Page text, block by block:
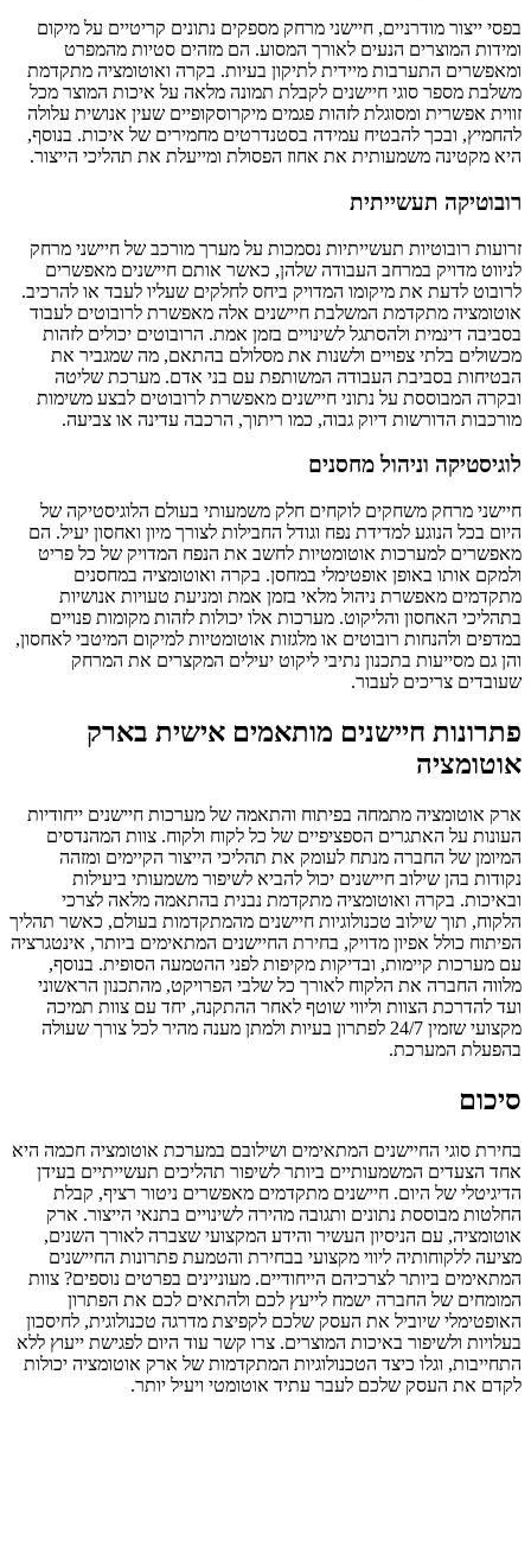
בפסי ייצור מודרניים, חיישני מרחק מספקים נתונים קריטיים על מיקום
ומידות המוצרים הנעים לאורך המסוע. הם מזהים סטיות מהמפרט
ומאפשרים התערבות מיידית לתיקון בעיות. בקרה ואוטומציה מתקדמת
משלבת מספר סוגי חיישנים לקבלת תמונה מלאה על איכות המוצר מכל
זווית אפשרית ומסוגלת לזהות פגמים מיקרוסקופיים שעין אנושית עלולה
להחמיץ, ובכך להבטיח עמידה בסטנדרטים מחמירים של איכות. בנוסף,
היא מקטינה משמעותית את אחוז הפסולת ומייעלת את תהליכי הייצור.
רובוטיקה תעשייתית
זרועות רובוטיות תעשייתיות נסמכות על מערך מורכב של חיישני מרחק
לניווט מדויק במרחב העבודה שלהן, כאשר אותם חיישנים מאפשרים
לרובוט לדעת את מיקומו המדויק ביחס לחלקים שעליו לעבד או להרכיב.
אוטומציה מתקדמת המשלבת חיישנים אלה מאפשרת לרובוטים לעבוד
בסביבה דינמית ולהסתגל לשינויים בזמן אמת. הרובוטים יכולים לזהות
מכשולים בלתי צפויים ולשנות את מסלולם בהתאם, מה שמגביר את
הבטיחות בסביבת העבודה המשותפת עם בני אדם. מערכת שליטה
ובקרה המבוססת על נתוני חיישנים מאפשרת לרובוטים לבצע משימות
מורכבות הדורשות דיוק גבוה, כמו ריתוך, הרכבה עדינה או צביעה.
לוגיסטיקה וניהול מחסנים
חיישני מרחק משחקים לוקחים חלק משמעותי בעולם הלוגיסטיקה של
היום בכל הנוגע למדידת נפח וגודל החבילות לצורך מיון ואחסון יעיל. הם
מאפשרים למערכות אוטומטיות לחשב את הנפח המדויק של כל פריט
ולמקם אותו באופן אופטימלי במחסן. בקרה ואוטומציה במחסנים
מתקדמים מאפשרת ניהול מלאי בזמן אמת ומניעת טעויות אנושיות
בתהליכי האחסון והליקוט. מערכות אלו יכולות לזהות מקומות פנויים
במדפים ולהנחות רובוטים או מלגזות אוטומטיות למיקום המיטבי לאחסון,
והן גם מסייעות בתכנון נתיבי ליקוט יעילים המקצרים את המרחק
שעובדים צריכים לעבור.
פתרונות חיישנים מותאמים אישית בארק
אוטומציה
ארק אוטומציה מתמחה בפיתוח והתאמה של מערכות חיישנים ייחודיות
העונות על האתגרים הספציפיים של כל לקוח ולקוח. צוות המהנדסים
המיומן של החברה מנתח לעומק את תהליכי הייצור הקיימים ומזהה
נקודות בהן שילוב חיישנים יכול להביא לשיפור משמעותי ביעילות
ובאיכות. בקרה ואוטומציה מתקדמת נבנית בהתאמה מלאה לצרכי
הלקוח, תוך שילוב טכנולוגיות חיישנים מהמתקדמות בעולם, כאשר תהליך
הפיתוח כולל אפיון מדויק, בחירת החיישנים המתאימים ביותר, אינטגרציה
עם מערכות קיימות, ובדיקות מקיפות לפני ההטמעה הסופית. בנוסף,
מלווה החברה את הלקוח לאורך כל שלבי הפרויקט, מהתכנון הראשוני
ועד להדרכת הצוות וליווי שוטף לאחר ההתקנה, יחד עם צוות תמיכה
מקצועי שזמין 24/7 לפתרון בעיות ולמתן מענה מהיר לכל צורך שעולה
בהפעלת המערכת.
סיכום
בחירת סוגי החיישנים המתאימים ושילובם במערכת אוטומציה חכמה היא
אחד הצעדים המשמעותיים ביותר לשיפור תהליכים תעשייתיים בעידן
הדיגיטלי של היום. חיישנים מתקדמים מאפשרים ניטור רציף, קבלת
החלטות מבוססת נתונים ותגובה מהירה לשינויים בתנאי הייצור. ארק
אוטומציה, עם הניסיון העשיר והידע המקצועי שצברה לאורך השנים,
מציעה ללקוחותיה ליווי מקצועי בבחירת והטמעת פתרונות החיישנים
המתאימים ביותר לצרכיהם הייחודיים. מעוניינים בפרטים נוספים? צוות
המומחים של החברה ישמח לייעץ לכם ולהתאים לכם את הפתרון
האופטימלי שיוביל את העסק שלכם לקפיצת מדרגה טכנולוגית, לחיסכון
בעלויות ולשיפור באיכות המוצרים. צרו קשר עוד היום לפגישת ייעוץ ללא
התחייבות, וגלו כיצד הטכנולוגיות המתקדמות של ארק אוטומציה יכולות
לקדם את העסק שלכם לעבר עתיד אוטומטי ויעיל יותר.